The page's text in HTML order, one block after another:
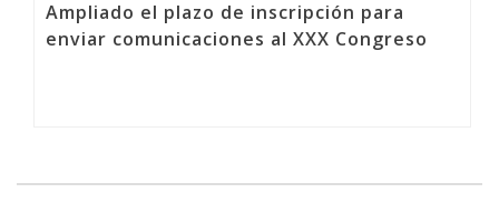
Ampliado el plazo de inscripción para
enviar comunicaciones al XXX Congreso